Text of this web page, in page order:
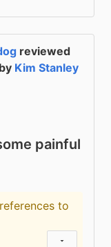
reviewed
by Kim Stanley
painful
to